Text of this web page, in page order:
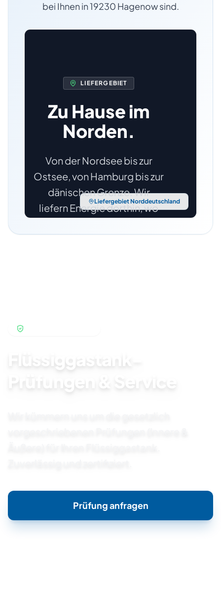
bei Ihnenin19230 Hagenowsind.
LIEFERGEBIET
Zu Hause im
Norden.
Von der Nordsee bis zur
Ostsee, von Hamburg bis zur
dänischen Grenze. Wir
liefern Energie dorthin, wo
Liefergebiet Norddeutschland
Flüssiggastank-
Prüfungen & Service
Prüfung anfragen